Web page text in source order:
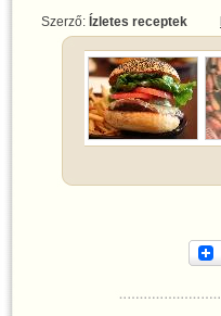
Szerző: Ízletes receptek